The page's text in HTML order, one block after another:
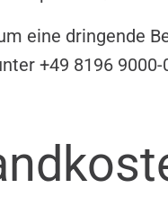
eine dringende
+49 8196